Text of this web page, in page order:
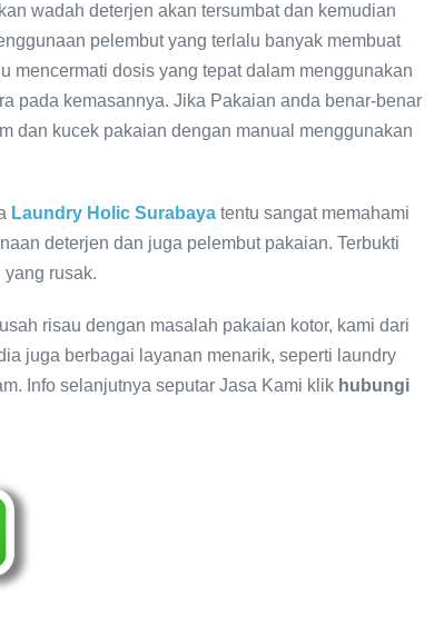
wadah deterjen akan tersumbat dan kemudian
pelembut yang terlalu banyak membuat
mencermati dosis yang tepat dalam menggunakan
pada kemasannya. Jika Pakaian anda benar-benar
dan kucek pakaian dengan manual menggunakan
Laundry Holic Surabaya tentu sangat memahami
deterjen dan juga pelembut pakaian. Terbukti
rusak.
risau dengan masalah pakaian kotor, kami dari
juga berbagai layanan menarik, seperti laundry
Info selanjutnya seputar Jasa Kami klik hubungi